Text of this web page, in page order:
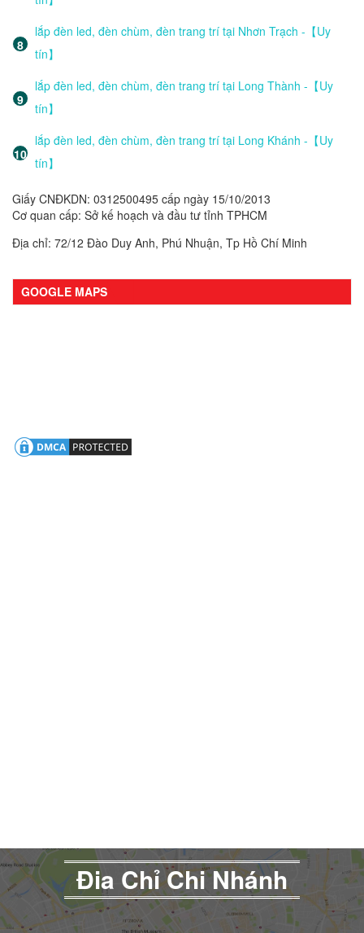
lắp đèn led, đèn chùm, đèn trang trí tại Nhơn Trạch -【Uy
tín】
lắp đèn led, đèn chùm, đèn trang trí tại Long Thành -【Uy
tín】
lắp đèn led, đèn chùm, đèn trang trí tại Long Khánh -【Uy
tín】
Giấy CNĐKDN: 0312500495 cấp ngày 15/10/2013
Cơ quan cấp: Sở kế hoạch và đầu tư tỉnh TPHCM
Địa chỉ: 72/12 Đào Duy Anh, Phú Nhuận, Tp Hồ Chí Minh
GOOGLE MAPS
Đia Chỉ Chi Nhánh